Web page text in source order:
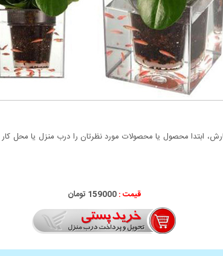
ابتدا محصول یا محصولات مورد نظرتان را درب منزل یا محل کار
قیمت : 159000 تومان